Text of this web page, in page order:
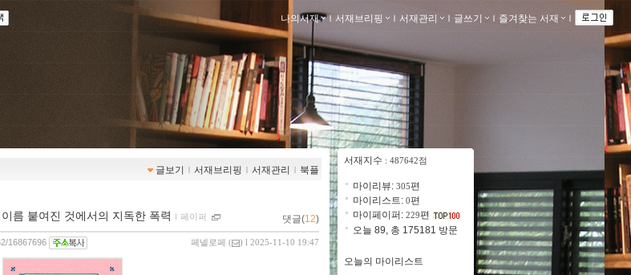
나의서재 ｌ 서재브리핑 ｌ 서재관리 ｌ 글쓰기 ｌ 즐겨찾는 서재 ｌ
글보기 ｌ 서재브리핑 ｌ 서재관리 ｌ 북플
름 붙여진 것에서의 지독한 폭력 ｌ 페이퍼 댓글(12)
페넬로페 ( ) l 2025-11-10 19:47
16867696
서재지수 : 487642점
마이리뷰: 305편
마이리스트: 0편
마이페이퍼: 229편
오늘 89, 총 175181 방문
오늘의 마이리스트